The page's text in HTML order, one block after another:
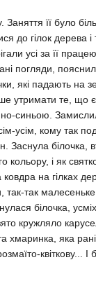
її було
до гілок дерева
усі за її
погляди,
які падають на
утримати те, що
синьою.
усім, кому так
Заснула
кольору, і як
на гілках
так
білочка,
кружляло
хмаринка, яка
квіткову... І